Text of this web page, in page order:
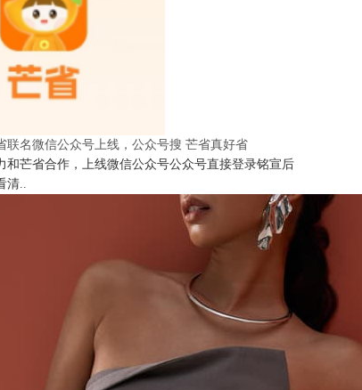
联名微信公众号上线，公众号搜 芒省真好省
和芒省合作，上线微信公众号公众号直接登录铭宣后
清..